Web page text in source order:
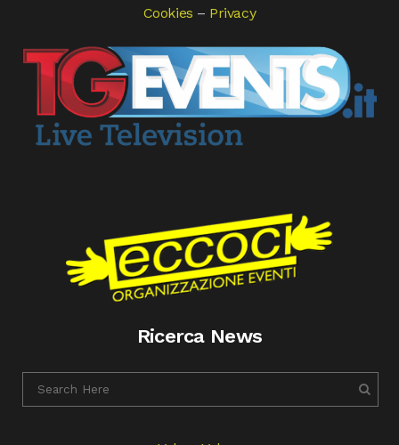
Cookies – Privacy
Ricerca News